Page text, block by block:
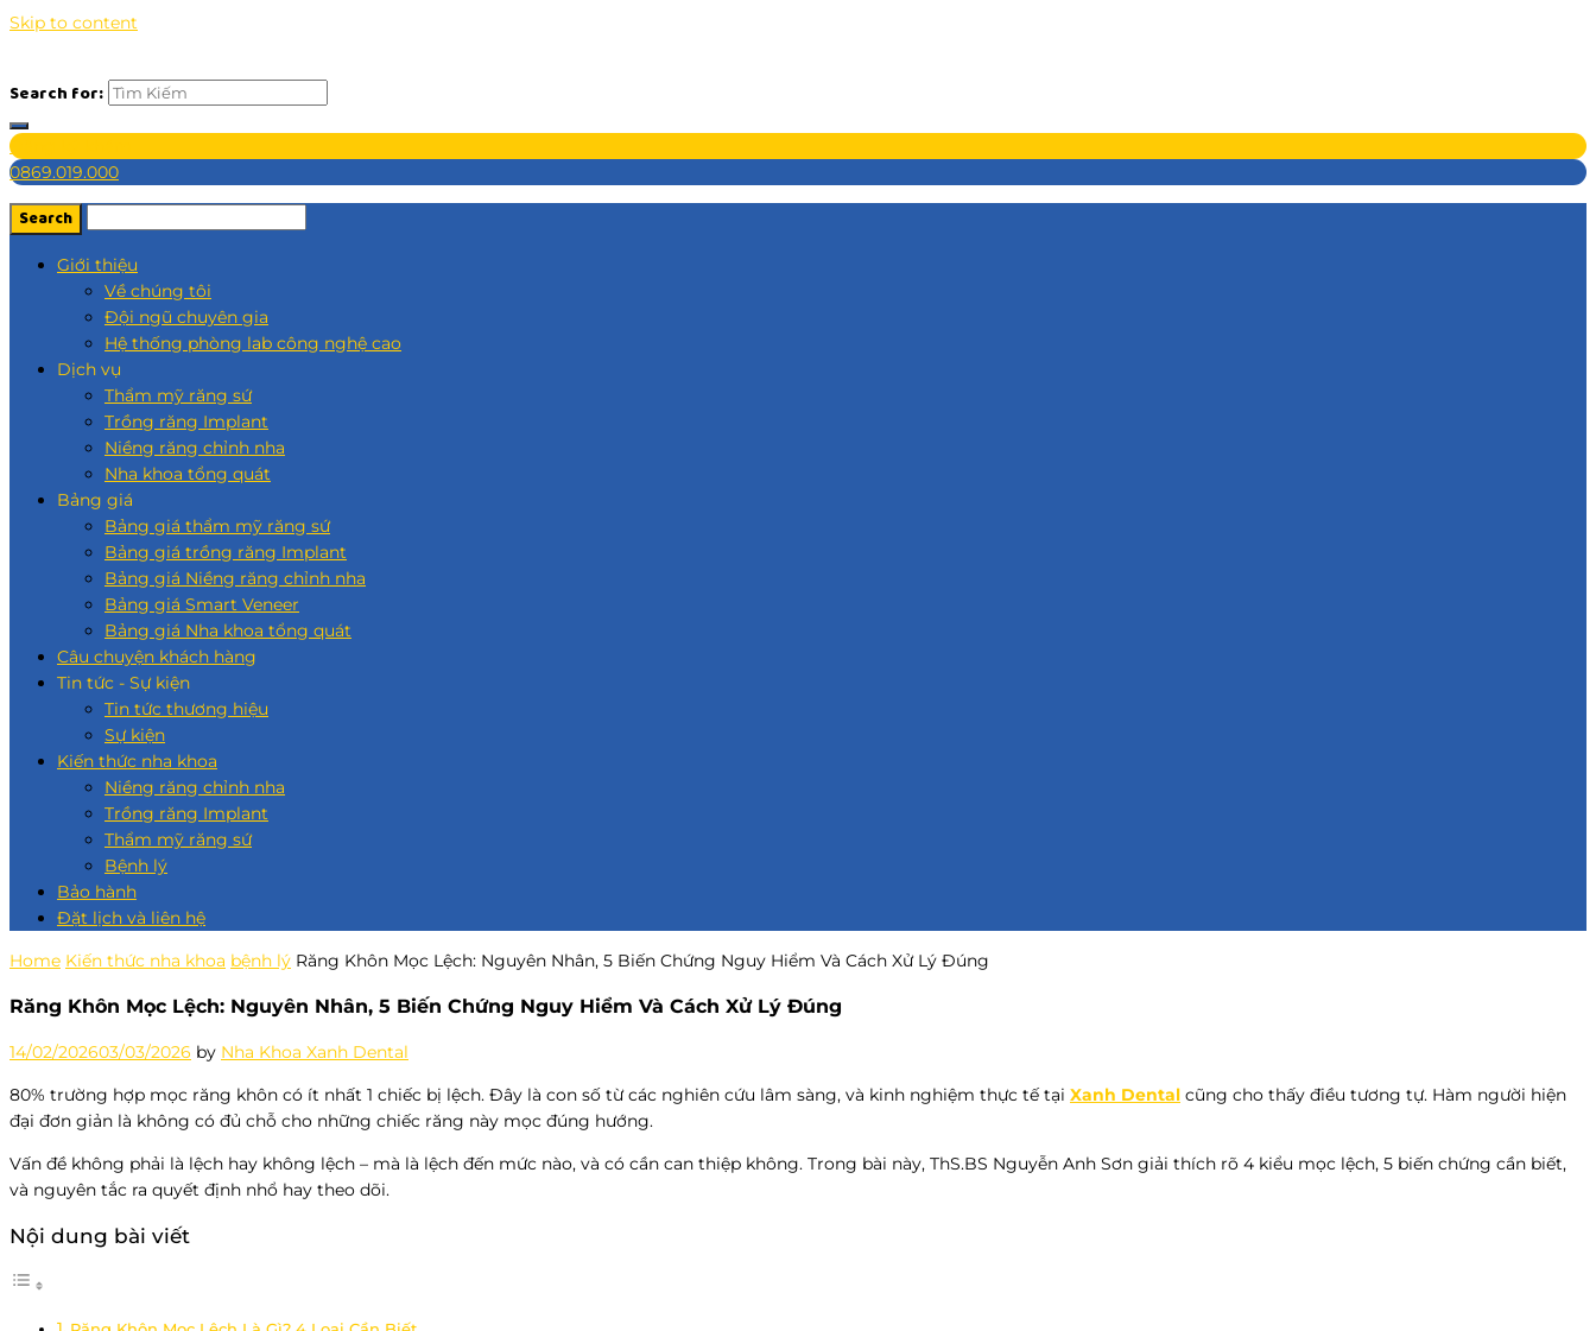
Skip to content
Search for:
Đăng ký khám
0869.019.000
Giới thiệu
Về chúng tôi
Đội ngũ chuyên gia
Hệ thống phòng lab công nghệ cao
Dịch vụ
Thẩm mỹ răng sứ
Trồng răng Implant
Niềng răng chỉnh nha
Nha khoa tổng quát
Bảng giá
Bảng giá thẩm mỹ răng sứ
Bảng giá trồng răng Implant
Bảng giá Niềng răng chỉnh nha
Bảng giá Smart Veneer
Bảng giá Nha khoa tổng quát
Câu chuyện khách hàng
Tin tức - Sự kiện
Tin tức thương hiệu
Sự kiện
Kiến thức nha khoa
Niềng răng chỉnh nha
Trồng răng Implant
Thẩm mỹ răng sứ
Bệnh lý
Bảo hành
Đặt lịch và liên hệ
Home Kiến thức nha khoa bệnh lý Răng Khôn Mọc Lệch: Nguyên Nhân, 5 Biến Chứng Nguy Hiểm Và Cách Xử Lý Đúng
Răng Khôn Mọc Lệch: Nguyên Nhân, 5 Biến Chứng Nguy Hiểm Và Cách Xử Lý Đúng
14/02/202603/03/2026 by Nha Khoa Xanh Dental
80% trường hợp mọc răng khôn có ít nhất 1 chiếc bị lệch. Đây là con số từ các nghiên cứu lâm sàng, và kinh nghiệm thực tế tại Xanh Dental cũng cho thấy điều tương tự. Hàm người hiện
đại đơn giản là không có đủ chỗ cho những chiếc răng này mọc đúng hướng.
Vấn đề không phải là lệch hay không lệch – mà là lệch đến mức nào, và có cần can thiệp không. Trong bài này, ThS.BS Nguyễn Anh Sơn giải thích rõ 4 kiểu mọc lệch, 5 biến chứng cần biết,
và nguyên tắc ra quyết định nhổ hay theo dõi.
Nội dung bài viết